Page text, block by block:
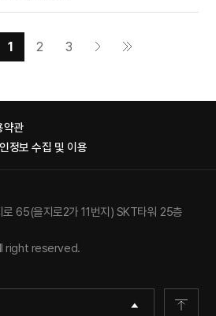
1 2 3
약관
정보 수집 및 이용
65(을지로2가 11번지) SKT타워 25층
right reserved.